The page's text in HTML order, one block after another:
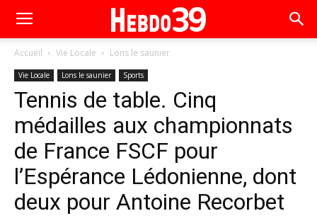
Accueil Vie Locale Lons le saunier
Vie Locale Lons le saunier Sports
Tennis de table. Cinq
médailles aux championnats
de France FSCF pour
l’Espérance Lédonienne, dont
deux pour Antoine Recorbet